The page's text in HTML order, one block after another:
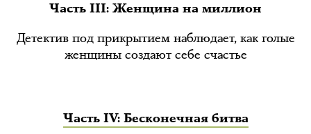
Часть III: Женщина на миллион
Детектив под прикрытием наблюдает, как голые
женщины создают себе счастье
Часть IV: Бесконечная битва